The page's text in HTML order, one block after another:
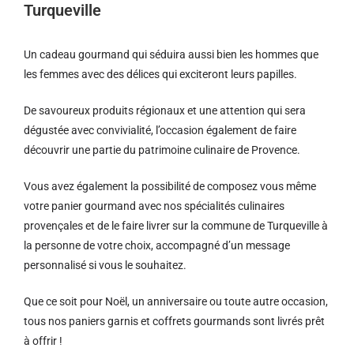
Turqueville
Un cadeau gourmand qui séduira aussi bien les hommes que
les femmes avec des délices qui exciteront leurs papilles.
De savoureux produits régionaux et une attention qui sera
dégustée avec convivialité, l’occasion également de faire
découvrir une partie du patrimoine culinaire de Provence.
Vous avez également la possibilité de composez vous même
votre panier gourmand avec nos spécialités culinaires
provençales et de le faire livrer sur la commune de Turqueville à
la personne de votre choix, accompagné d’un message
personnalisé si vous le souhaitez.
Que ce soit pour Noël, un anniversaire ou toute autre occasion,
tous nos paniers garnis et coffrets gourmands sont livrés prêt
à offrir !